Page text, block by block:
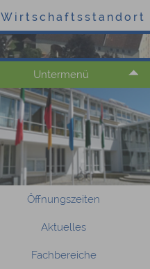
Wirtschaftsstandort
Untermenü
Öffnungszeiten
Aktuelles
Fachbereiche